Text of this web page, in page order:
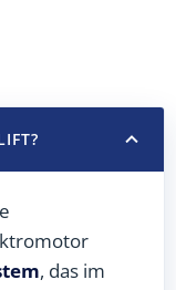
, das im